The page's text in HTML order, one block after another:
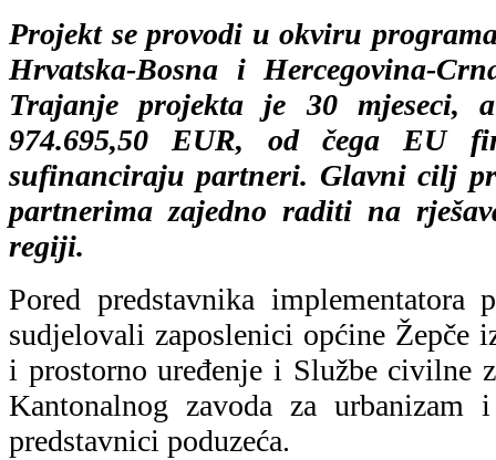
Projekt se provodi u okviru
Hrvatska-Bosna i Hercegovina-
Trajanje projekta je 30 mjeseci,
974.695,50 EUR, od čega EU
sufinanciraju partneri. Glavni cilj
partnerima zajedno raditi na
regiji.
Pored predstavnika implementatora
sudjelovali zaposlenici općine Žepče
i prostorno uređenje i Službe civilne
Kantonalnog zavoda za urbanizam
predstavnici poduzeća.